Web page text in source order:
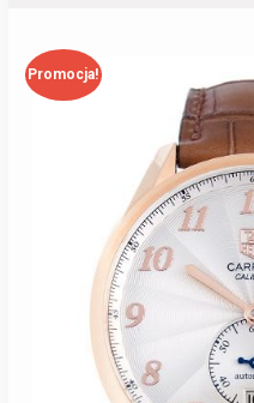
Promocja!